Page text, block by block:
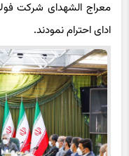
ادای احترام نمودند.